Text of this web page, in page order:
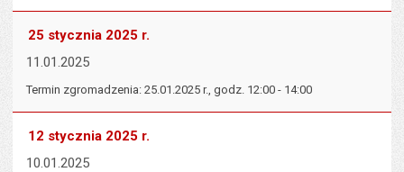
25 stycznia 2025 r.
11.01.2025
Termin zgromadzenia: 25.01.2025 r., godz. 12:00 - 14:00
12 stycznia 2025 r.
10.01.2025